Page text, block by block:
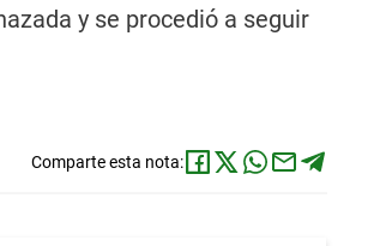
y se procedió a seguir
Comparte esta nota: